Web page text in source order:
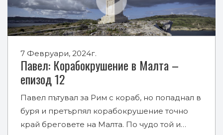
7 Февруари, 2024г.
Павел: Корабокрушение в Малта –
епизод 12
Павел пътувал за Рим с кораб, но попаднал в
буря и претърпял корабокрушение точно
край бреговете на Малта. По чудо той и…